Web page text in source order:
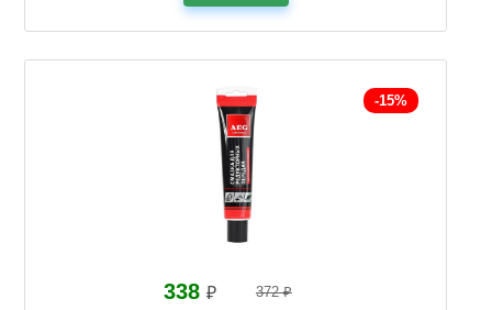
-15%
338 ₽ 372 ₽